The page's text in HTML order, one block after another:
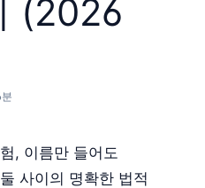
(2026
, 이름만 들어도
사이의 명확한 법적